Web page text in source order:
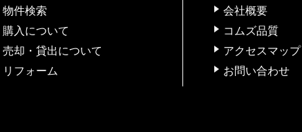
物件検索
購入について
売却・貸出について
リフォーム
会社概要
コムズ品質
アクセスマップ
お問い合わせ